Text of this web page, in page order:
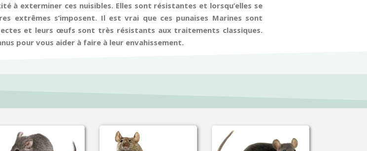
à exterminer ces nuisibles. Elles sont résistantes et lorsqu’elles se
extrêmes s’imposent. Il est vrai que ces punaises Marines sont
et leurs œufs sont très résistants aux traitements classiques.
pour vous aider à faire à leur envahissement.